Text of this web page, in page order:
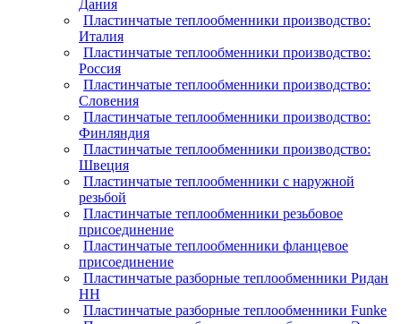
Дания
Пластинчатые теплообменники производство:
Италия
Пластинчатые теплообменники производство:
Россия
Пластинчатые теплообменники производство:
Словения
Пластинчатые теплообменники производство:
Финляндия
Пластинчатые теплообменники производство:
Швеция
Пластинчатые теплообменники с наружной
резьбой
Пластинчатые теплообменники резьбовое
присоединение
Пластинчатые теплообменники фланцевое
присоединение
Пластинчатые разборные теплообменники Ридан
НН
Пластинчатые разборные теплообменники Funke